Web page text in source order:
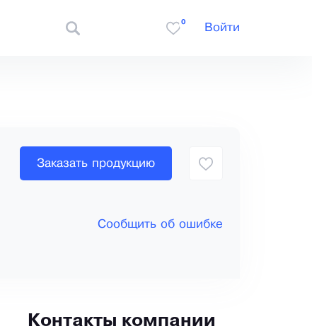
0
Войти
Заказать продукцию
Сообщить об ошибке
Контакты компании